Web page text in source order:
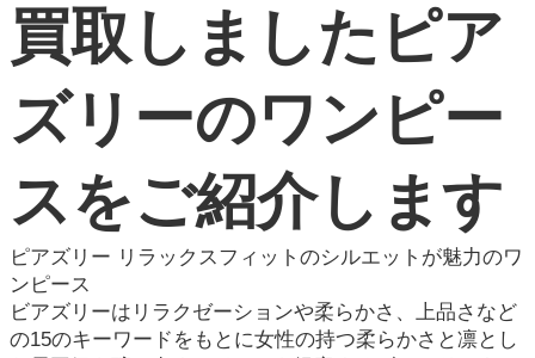
よくある質問
お問い合わせ
0120-29-5302
受付時間9:00〜18:00（年中無休※年末年始は除く）
お申し込みフォーム
買取しましたピア
ズリーのワンピー
スをご紹介します
ピアズリー リラックスフィットのシルエットが魅力のワ
ンピース
ビアズリーはリラクゼーションや柔らかさ、上品さなど
の15のキーワードをもとに女性の持つ柔らかさと凛とし